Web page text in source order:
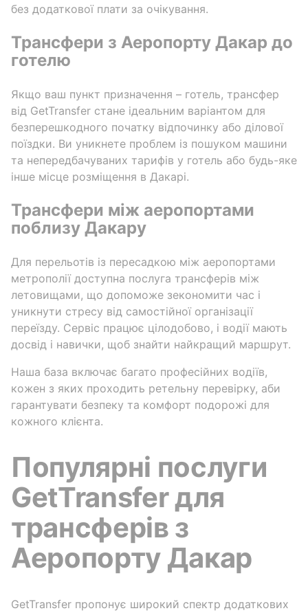
без додаткової плати за очікування.
Трансфери з Аеропорту Дакар до
готелю
Якщо ваш пункт призначення – готель, трансфер
від GetTransfer стане ідеальним варіантом для
безперешкодного початку відпочинку або ділової
поїздки. Ви уникнете проблем із пошуком машини
та непередбачуваних тарифів у готель або будь-яке
інше місце розміщення в Дакарі.
Трансфери між аеропортами
поблизу Дакару
Для перельотів із пересадкою між аеропортами
метрополії доступна послуга трансферів між
летовищами, що допоможе зекономити час і
уникнути стресу від самостійної організації
переїзду. Сервіс працює цілодобово, і водії мають
досвід і навички, щоб знайти найкращий маршрут.
Наша база включає багато професійних водіїв,
кожен з яких проходить ретельну перевірку, аби
гарантувати безпеку та комфорт подорожі для
кожного клієнта.
Популярні послуги
GetTransfer для
трансферів з
Аеропорту Дакар
GetTransfer пропонує широкий спектр додаткових